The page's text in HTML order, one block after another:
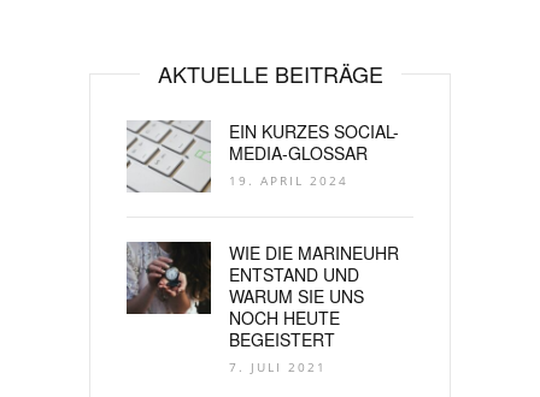
AKTUELLE BEITRÄGE
EIN KURZES SOCIAL-
MEDIA-GLOSSAR
19. APRIL 2024
WIE DIE MARINEUHR
ENTSTAND UND
WARUM SIE UNS
NOCH HEUTE
BEGEISTERT
7. JULI 2021